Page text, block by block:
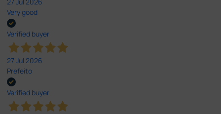
Very good
Verified buyer
27 Jul 2026
Prefeito
Verified buyer